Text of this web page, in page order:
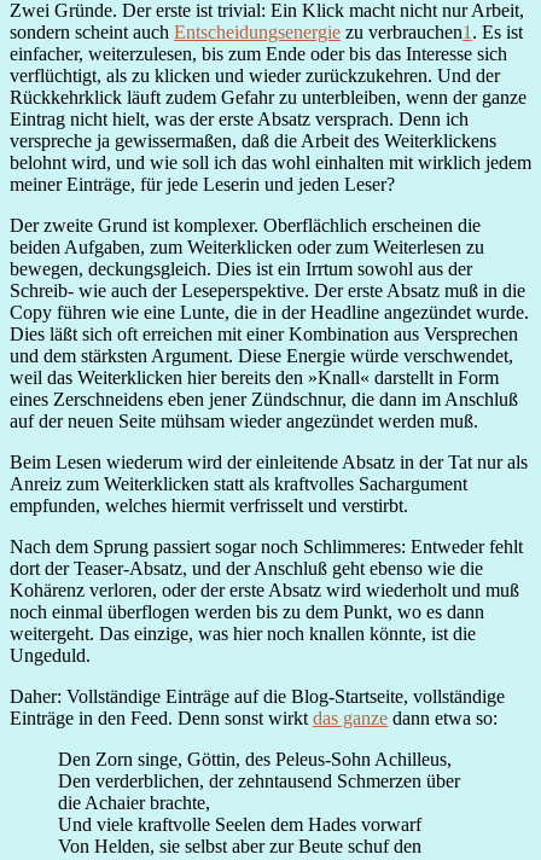
Zwei Gründe. Der erste ist trivial: Ein Klick macht nicht nur Arbeit,
sondern scheint auch Entscheidungsenergie zu verbrauchen1 . Es ist
einfacher, weiterzulesen, bis zum Ende oder bis das Interesse sich
verflüchtigt, als zu klicken und wieder zurückzukehren. Und der
Rückkehrklick läuft zudem Gefahr zu unterbleiben, wenn der ganze
Eintrag nicht hielt, was der erste Absatz versprach. Denn ich
verspreche ja gewissermaßen, daß die Arbeit des Weiterklickens
belohnt wird, und wie soll ich das wohl einhalten mit wirklich jedem
meiner Einträge, für jede Leserin und jeden Leser?
Der zweite Grund ist komplexer. Oberflächlich erscheinen die
beiden Aufgaben, zum Weiterklicken oder zum Weiterlesen zu
bewegen, deckungsgleich. Dies ist ein Irrtum sowohl aus der
Schreib- wie auch der Leseperspektive. Der erste Absatz muß in die
Copy führen wie eine Lunte, die in der Headline angezündet wurde.
Dies läßt sich oft erreichen mit einer Kombination aus Versprechen
und dem stärksten Argument. Diese Energie würde verschwendet,
weil das Weiterklicken hier bereits den »Knall« darstellt in Form
eines Zerschneidens eben jener Zündschnur, die dann im Anschluß
auf der neuen Seite mühsam wieder angezündet werden muß.
Beim Lesen wiederum wird der einleitende Absatz in der Tat nur als
Anreiz zum Weiterklicken statt als kraftvolles Sachargument
empfunden, welches hiermit verfrisselt und verstirbt.
Nach dem Sprung passiert sogar noch Schlimmeres: Entweder fehlt
dort der Teaser-Absatz, und der Anschluß geht ebenso wie die
Kohärenz verloren, oder der erste Absatz wird wiederholt und muß
noch einmal überflogen werden bis zu dem Punkt, wo es dann
weitergeht. Das einzige, was hier noch knallen könnte, ist die
Ungeduld.
Daher: Vollständige Einträge auf die Blog-Startseite, vollständige
Einträge in den Feed. Denn sonst wirkt das ganze dann etwa so:
Den Zorn singe, Göttin, des Peleus-Sohn Achilleus,
Den verderblichen, der zehntausend Schmerzen über
die Achaier brachte,
Und viele kraftvolle Seelen dem Hades vorwarf
Von Helden, sie selbst aber zur Beute schuf den